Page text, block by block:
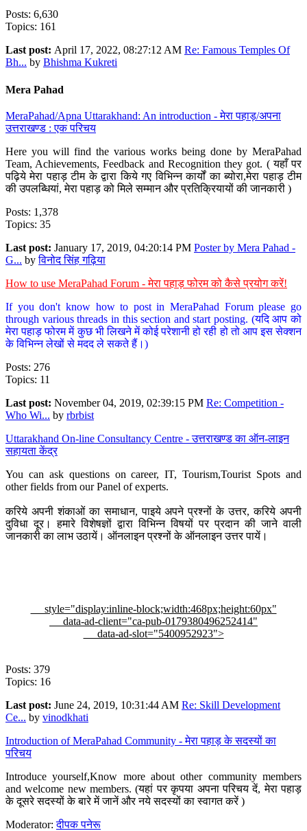
Posts: 6,630
Topics: 161
Last post: April 17, 2022, 08:27:12 AM Re: Famous Temples Of
Bh... by Bhishma Kukreti
Mera Pahad
MeraPahad/Apna Uttarakhand: An introduction - मेरा पहाड़/अपना
उत्तराखण्ड : एक परिचय
Here you will find the various works being done by MeraPahad
Team, Achievements, Feedback and Recognition they got. ( यहाँ पर
पढ़िये मेरा पहाड़ टीम के द्वारा किये गए विभिन्न कार्यों का ब्योरा,मेरा पहाड़ टीम
की उपलब्धियां, मेरा पहाड़ को मिले सम्मान और प्रतिक्रियायों की जानकारी )
Posts: 1,378
Topics: 35
Last post: January 17, 2019, 04:20:14 PM Poster by Mera Pahad -
G... byविनोद सिंह गढ़िया
How to use MeraPahad Forum - मेरा पहाड़ फोरम को कैसे प्रयोग करें!
If you don't know how to post in MeraPahad Forum please go
through various threads in this section and start posting. (यदि आप को
मेरा पहाड़ फोरम में कुछ भी लिखने में कोई परेशानी हो रही हो तो आप इस सेक्शन
के विभिन्न लेखों से मदद ले सकते हैं।)
Posts: 276
Topics: 11
Last post: November 04, 2019, 02:39:15 PM Re: Competition -
Who Wi... by rbrbist
Uttarakhand On-line Consultancy Centre - उत्तराखण्ड का ऑन-लाइन
सहायता केंद्र
You can ask questions on career, IT, Tourism,Tourist Spots and
other fields from our Panel of experts.
करिये अपनी शंकाओं का समाधान, पाइये अपने प्रश्नों के उत्तर, करिये अपनी
दुविधा दूर। हमारे विशेषज्ञों द्वारा विभिन्न विषयों पर प्रदान की जाने वाली
जानकारी का लाभ उठायें। ऑनलाइन प्रश्नों के ऑनलाइन उत्तर पायें।
style="display:inline-block;width:468px;height:60px"
data-ad-client="ca-pub-0179380496252414"
data-ad-slot="5400952923">
Posts: 379
Topics: 16
Last post: June 24, 2019, 10:31:44 AM Re: Skill Development
Ce... by vinodkhati
Introduction of MeraPahad Community - मेरा पहाड़ के सदस्यों का
परिचय
Introduce yourself,Know more about other community members
and welcome new members. (यहां पर कृपया अपना परिचय दें, मेरा पहाड़
के दूसरे सदस्यों के बारे में जानें और नये सदस्यों का स्वागत करें )
Moderator:दीपक पनेरू